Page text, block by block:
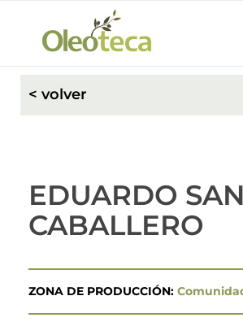
< volver
EDUARDO
CABALLERO
ZONA DE PRODUCCIÓN: